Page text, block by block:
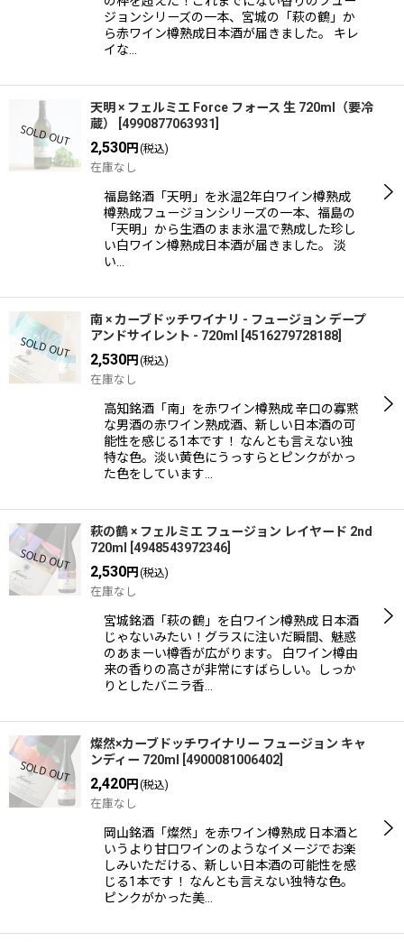
ジョンシリーズの一本、宮城の「萩の鶴」か
ら赤ワイン樽熟成日本酒が届きました。 キレ
イな…
天明 × フェルミエ Force フォース 生 720ml（要冷
蔵）
4990877063931
2,530円 (税込)
在庫なし
福島銘酒「天明」を氷温2年白ワイン樽熟成
樽熟成フュージョンシリーズの一本、福島の
「天明」から生酒のまま氷温で熟成した珍し
い白ワイン樽熟成日本酒が届きました。 淡
い…
南 × カーブドッチワイナリ - フュージョン デープ
アンドサイレント - 720ml
4516279728188
2,530円 (税込)
在庫なし
高知銘酒「南」を赤ワイン樽熟成 辛口の寡黙
な男酒の赤ワイン熟成酒、新しい日本酒の可
能性を感じる1本です！ なんとも言えない独
特な色。淡い黄色にうっすらとピンクがかっ
た色をしています…
萩の鶴 × フェルミエ フュージョン レイヤード 2nd
720ml
4948543972346
2,530円 (税込)
在庫なし
宮城銘酒「萩の鶴」を白ワイン樽熟成 日本酒
じゃないみたい！グラスに注いだ瞬間、魅惑
のあまーい樽香が広がります。 白ワイン樽由
来の香りの高さが非常にすばらしい。しっか
りとしたバニラ香…
燦然×カーブドッチワイナリー フュージョン キャ
ンディー 720ml
4900081006402
2,420円 (税込)
在庫なし
岡山銘酒「燦然」を赤ワイン樽熟成 日本酒と
いうより甘口ワインのようなイメージでお楽
しみいただける、新しい日本酒の可能性を感
じる1本です！ なんとも言えない独特な色。
ピンクがかった美…